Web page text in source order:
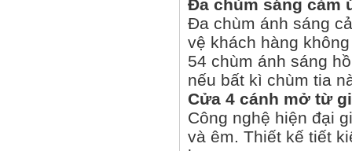
Đa chùm sáng cảm
Đa chùm ánh sáng
vệ khách hàng
54 chùm ánh sáng
nếu bất kì chùm tia
Cửa 4 cánh mở từ
Công nghệ hiện đại
và êm. Thiết kế tiết